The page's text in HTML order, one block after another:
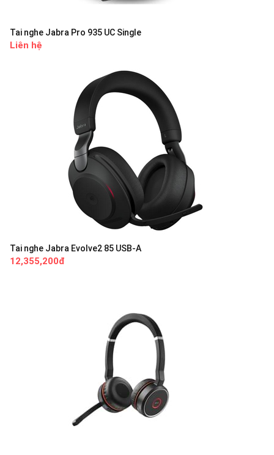
Tai nghe Jabra Pro 935 UC Single
Liên hệ
Tai nghe Jabra Evolve2 85 USB-A
12,355,200đ